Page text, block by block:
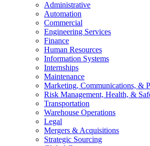
Administrative
Automation
Commercial
Engineering Services
Finance
Human Resources
Information Systems
Internships
Maintenance
Marketing, Communications, &
Risk Management, Health, &
Transportation
Warehouse Operations
Legal
Mergers & Acquisitions
Strategic Sourcing